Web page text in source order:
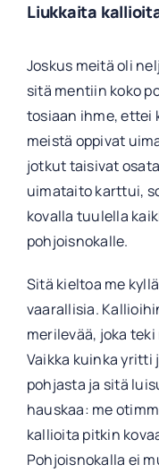
Liukkaita
Joskus meitä oli
sitä mentiin koko
tosiaan ihme, ettei
meistä oppivat
jotkut taisivat
uimataito karttui,
kovalla tuulella
pohjoisnokalle.
Sitä kieltoa me
vaarallisia.
merilevää, joka
Vaikka kuinka
pohjasta ja sitä
hauskaa: me
kallioita pitkin
Pohjoisnokalla ei